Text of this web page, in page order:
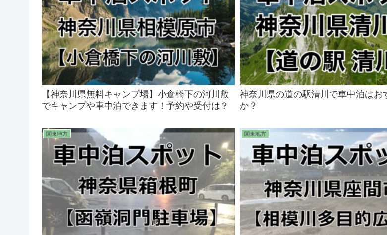
【神奈川県無料キャンプ場】小倉橋下の河川敷
でキャンプや車中泊できます！予約や受付は？
神奈川県の道の駅清川で車中泊はお
か？
関東地方 関東地方